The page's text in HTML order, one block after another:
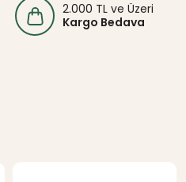
2.000 TL ve Üzeri
Kargo Bedava